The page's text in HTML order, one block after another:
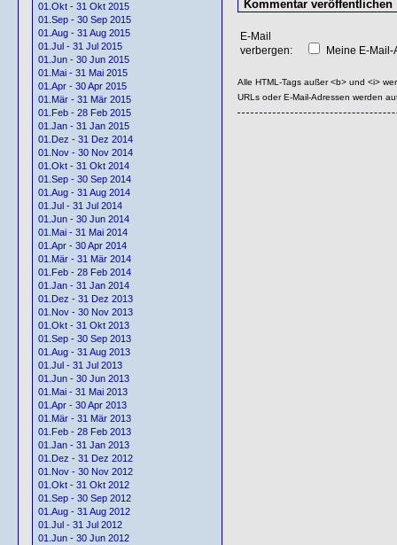
01.Okt - 31 Okt 2015
01.Sep - 30 Sep 2015
01.Aug - 31 Aug 2015
01.Jul - 31 Jul 2015
01.Jun - 30 Jun 2015
01.Mai - 31 Mai 2015
01.Apr - 30 Apr 2015
01.Mär - 31 Mär 2015
01.Feb - 28 Feb 2015
01.Jan - 31 Jan 2015
01.Dez - 31 Dez 2014
01.Nov - 30 Nov 2014
01.Okt - 31 Okt 2014
01.Sep - 30 Sep 2014
01.Aug - 31 Aug 2014
01.Jul - 31 Jul 2014
01.Jun - 30 Jun 2014
01.Mai - 31 Mai 2014
01.Apr - 30 Apr 2014
01.Mär - 31 Mär 2014
01.Feb - 28 Feb 2014
01.Jan - 31 Jan 2014
01.Dez - 31 Dez 2013
01.Nov - 30 Nov 2013
01.Okt - 31 Okt 2013
01.Sep - 30 Sep 2013
01.Aug - 31 Aug 2013
01.Jul - 31 Jul 2013
01.Jun - 30 Jun 2013
01.Mai - 31 Mai 2013
01.Apr - 30 Apr 2013
01.Mär - 31 Mär 2013
01.Feb - 28 Feb 2013
01.Jan - 31 Jan 2013
01.Dez - 31 Dez 2012
01.Nov - 30 Nov 2012
01.Okt - 31 Okt 2012
01.Sep - 30 Sep 2012
01.Aug - 31 Aug 2012
01.Jul - 31 Jul 2012
01.Jun - 30 Jun 2012
E-Mail
verbergen:
Meine E-
Alle HTML-Tags außer <b> und <i>
URLs oder E-Mail-Adressen werden